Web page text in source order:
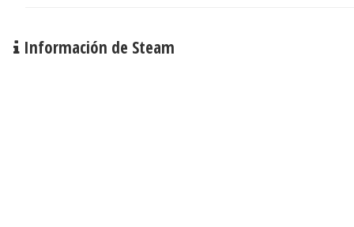
Información de Steam